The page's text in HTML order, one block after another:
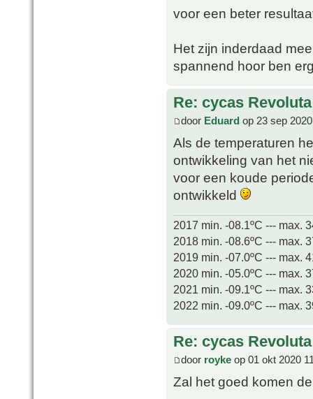
voor een beter
Het zijn inderdaad
spannend hoor ben
Re: cycas Revoluta
door Eduard op 23 sep
Als de temperaturen
ontwikkeling van het
voor een koude
ontwikkeld
2017 min. -08.1ºC --- max.
2018 min. -08.6ºC --- max.
2019 min. -07.0ºC --- max.
2020 min. -05.0ºC --- max.
2021 min. -09.1ºC --- max.
2022 min. -09.0ºC --- max.
Re: cycas Revoluta
door royke op 01 okt 2020
Zal het goed komen